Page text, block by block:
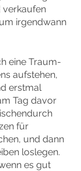
verkaufen
irgendwann
eine Traum-
aufstehen,
erstmal
Tag davor
für
und dann
loslegen.
es gut